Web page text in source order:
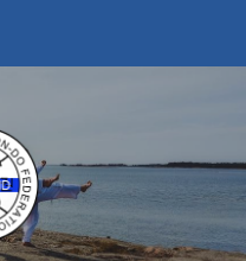
Taekwon-do Liitto ry